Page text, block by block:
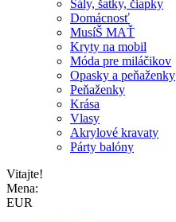
Šály, šatky, čiapky
Domácnosť
MusíŠ MAŤ
Kryty na mobil
Móda pre miláčikov
Opasky a peňaženky
Peňaženky
Krása
Vlasy
Akrylové kravaty
Párty balóny
Vitajte!
Mena:
EUR